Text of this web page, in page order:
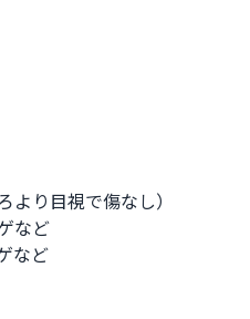
り目視で傷なし）
など
など